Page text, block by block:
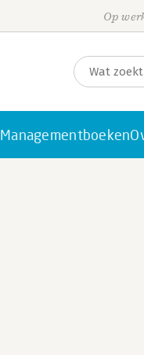
Op
Managementboeken